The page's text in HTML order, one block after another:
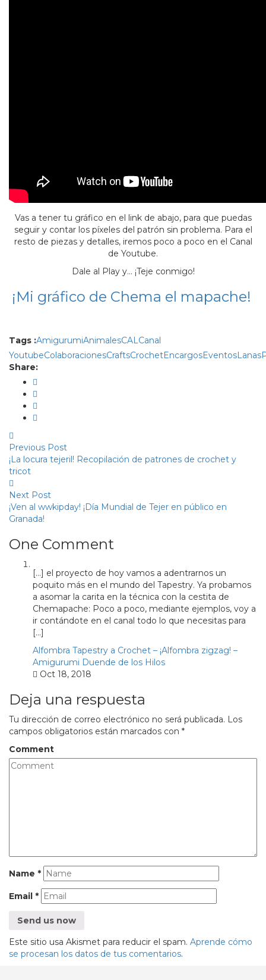
Vas a tener tu gráfico en el link de abajo, para que puedas
seguir y contar los píxeles del patrón sin problema. Para el
resto de piezas y detalles, iremos poco a poco en el Canal
de Youtube.
Dale al Play y… ¡Teje conmigo!
¡Mi gráfico de Chema el mapache!
Tags :AmigurumiAnimalesCALCanal
YoutubeColaboracionesCraftsCrochetEncargosEventosLanas
Share:
Previous Post
¡La locura tejeril! Recopilación de patrones de crochet y
tricot
Next Post
¡Ven al wwkipday! ¡Día Mundial de Tejer en público en
Granada!
One Comment
[…] el proyecto de hoy vamos a adentrarnos un
poquito más en el mundo del Tapestry. Ya probamos
a asomar la carita en la técnica con la cestita de
Chemapache: Poco a poco, mediante ejemplos, voy a
ir contándote en el canal todo lo que necesitas para
[…]
Alfombra Tapestry a Crochet – ¡Alfombra zigzag! –
Amigurumi Duende de los Hilos
Oct 18, 2018
Deja una respuesta
Tu dirección de correo electrónico no será publicada. Los
campos obligatorios están marcados con *
Comment
Name *
Email *
Este sitio usa Akismet para reducir el spam. Aprende cómo
se procesan los datos de tus comentarios.